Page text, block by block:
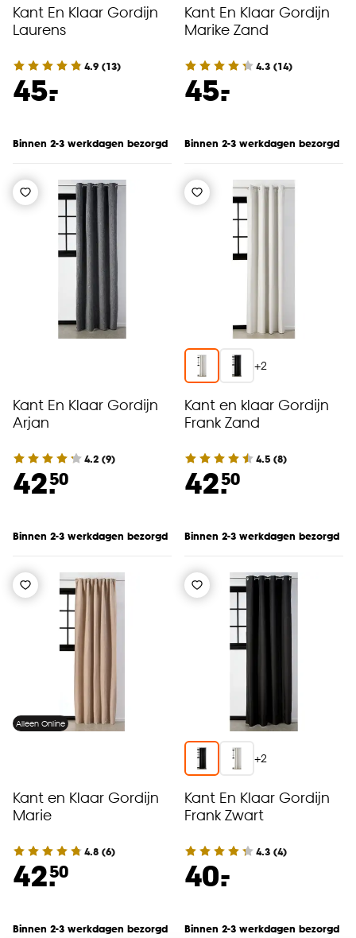
Kant En Klaar Gordijn
Laurens
4.9 (13)
45.
-
Binnen 2-3 werkdagen bezorgd
Kant En Klaar Gordijn
Marike Zand
4.3 (14)
45.
-
Binnen 2-3 werkdagen bezorgd
Kant En Klaar Gordijn
Arjan
4.2 (9)
42.50
Binnen 2-3 werkdagen bezorgd
+2
Kant en klaar Gordijn
Frank Zand
4.5 (8)
42.50
Binnen 2-3 werkdagen bezorgd
Alleen Online
Kant en Klaar Gordijn
Marie
4.8 (6)
42.50
Binnen 2-3 werkdagen bezorgd
+2
Kant En Klaar Gordijn
Frank Zwart
4.3 (4)
40.
-
Binnen 2-3 werkdagen bezorgd